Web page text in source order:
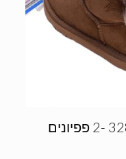
מגפי האגג דגם 3280 -2 פפיונים UGG